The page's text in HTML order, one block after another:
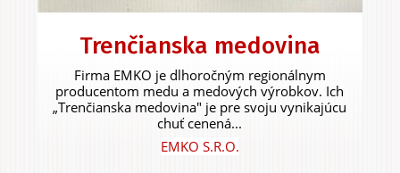
Trenčianska medovina
Firma EMKO je dlhoročným regionálnym
producentom medu a medových výrobkov. Ich
„Trenčianska medovina" je pre svoju vynikajúcu
chuť cenená...
EMKO S.R.O.